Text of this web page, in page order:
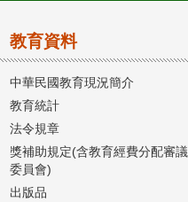
教育資料
中華民國教育現況簡介
教育統計
法令規章
獎補助規定(含教育經費分配審議
委員會)
出版品